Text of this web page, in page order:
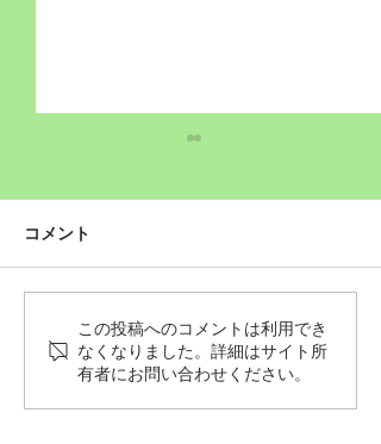
Wordだけで作っちゃおう
～★みことば職人るちゃ
ん('◇')ゞ
コメント
この投稿へのコメントは利用でき
なくなりました。詳細はサイト所
有者にお問い合わせください。